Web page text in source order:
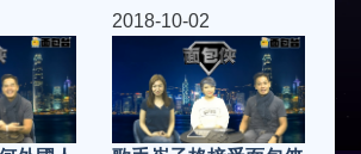
以醫陽
公有桃
即去
包俠 (第
吓原來茅山術可以醫陽
萎、減肥、防老公有桃
花⋯⋯真係？立即去
片！（一）| 面包俠 (第
88集)
2018-10-02